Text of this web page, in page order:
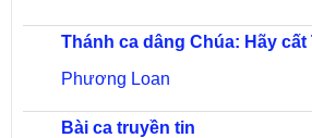
Thánh ca dâng Chúa: Hãy cất
Phương Loan
Bài ca truyền tin